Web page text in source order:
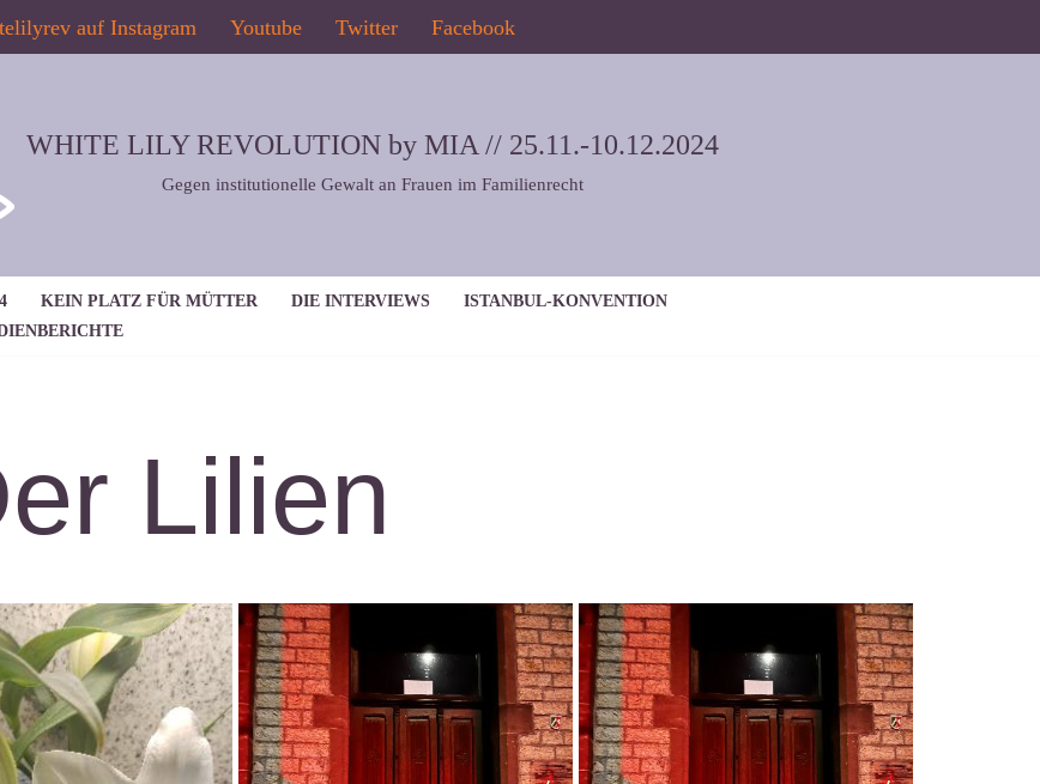
auf Instagram Youtube Twitter Facebook
WHITE LILY REVOLUTION by MIA // 25.11.-10.12.2024
Gegen institutionelle Gewalt an Frauen im Familienrecht
KEIN PLATZ FÜR MÜTTER DIE INTERVIEWS
ISTANBUL-KONVENTION
Lilien